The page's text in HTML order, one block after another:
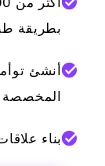
بطريقة
أنشئ
المخصصة
بناء